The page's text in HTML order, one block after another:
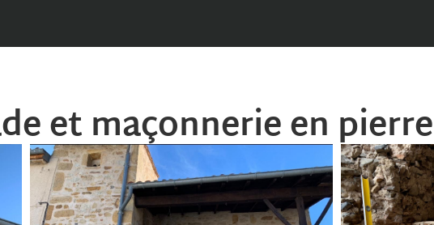
et maçonnerie en pierre